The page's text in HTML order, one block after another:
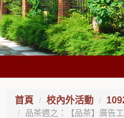
首頁 校內外活動
品茶週之：【品茶】廣告